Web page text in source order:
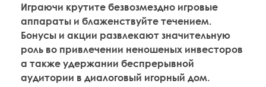
Играючи крутите безвозмездно игровые
аппараты и блаженствуйте течением.
Бонусы и акции развлекают значительную
роль во привлечении неношеных инвесторов
а также удержании беспрерывной
аудитории в диалоговый игорный дом.